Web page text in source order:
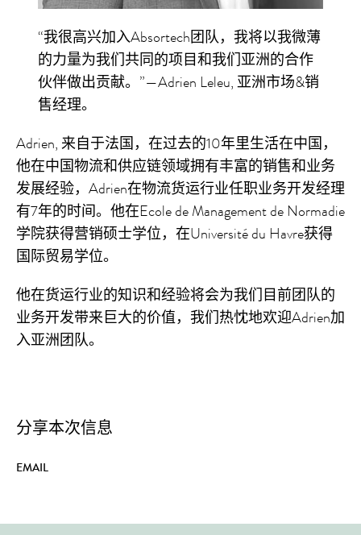
“我很高兴加入Absortech团队，我将以我微薄
的力量为我们共同的项目和我们亚洲的合作
伙伴做出贡献。”—Adrien Leleu, 亚洲市场&销
售经理。
Adrien, 来自于法国，在过去的10年里生活在中国，
他在中国物流和供应链领域拥有丰富的销售和业务
发展经验，Adrien在物流货运行业任职业务开发经理
有7年的时间。他在Ecole de Management de Normadie
学院获得营销硕士学位，在Université du Havre获得
国际贸易学位。
他在货运行业的知识和经验将会为我们目前团队的
业务开发带来巨大的价值，我们热忱地欢迎Adrien加
入亚洲团队。
分享本次信息
EMAIL